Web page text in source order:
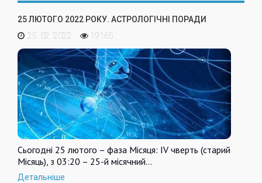
25 ЛЮТОГО 2022 РОКУ. АСТРОЛОГІЧНІ ПОРАДИ
25. 02. 2022
19165
Сьогодні 25 лютого – фаза Місяця: IV чверть (старий
Місяць), з 03:20 – 25-й місячний…
Детальніше